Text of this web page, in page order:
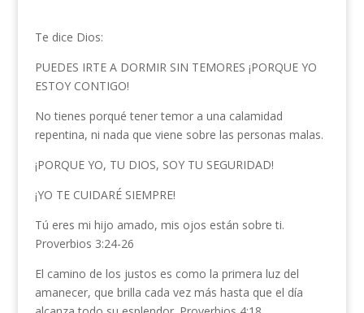
Te dice Dios:
PUEDES IRTE A DORMIR SIN TEMORES ¡PORQUE YO
ESTOY CONTIGO!
No tienes porqué tener temor a una calamidad
repentina, ni nada que viene sobre las personas malas.
¡PORQUE YO, TU DIOS, SOY TU SEGURIDAD!
¡YO TE CUIDARÉ SIEMPRE!
Tú eres mi hijo amado, mis ojos están sobre ti.
Proverbios 3:24-26
El camino de los justos es como la primera luz del
amanecer, que brilla cada vez más hasta que el día